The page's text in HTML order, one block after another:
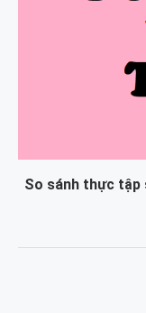
So sánh thực tập